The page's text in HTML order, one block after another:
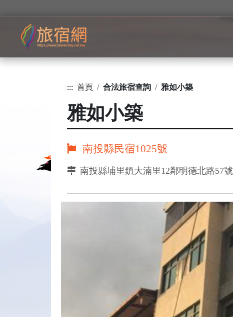
::: 首頁 合法旅宿查詢 雅如小築
雅如小築
南投縣民宿1025號
南投縣埔里鎮大湳里12鄰明德北路57號